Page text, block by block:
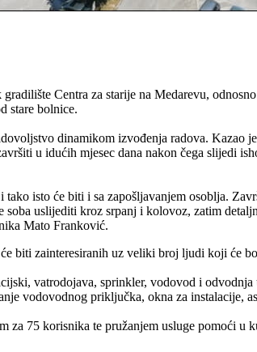
Centra za starije na Medarevu,
stare bolnice.
dinamikom izvođenja radova. Kazao
u idućih mjesec dana nakon čega slijedi
isto će biti i sa zapošljavanjem osoblja.
uslijediti kroz srpanj i kolovoz, zatim
Mato Franković.
biti zainteresiranih uz veliki broj ljudi koji će
vatrodojava, sprinkler, vodovod i
vodovodnog priključka, okna za instalacije,
75 korisnika te pružanjem usluge pomoći